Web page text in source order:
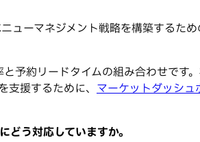
ューマネジメント戦略を構築するた
予約リードタイムの組み合わせです
援するために、 マーケットダッシュ
う対応していますか。